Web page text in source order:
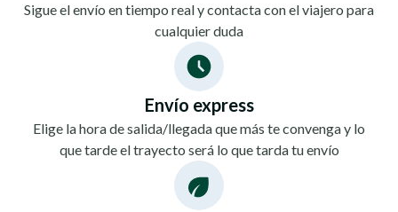
Sigue el envío en tiempo real y contacta con el viajero para
cualquier duda
Envío express
Elige la hora de salida/llegada que más te convenga y lo
que tarde el trayecto será lo que tarda tu envío